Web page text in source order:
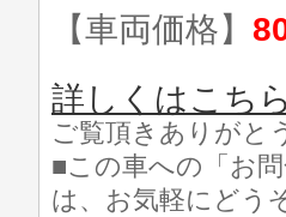
【車両価格】
詳しくはこちら
ご覧頂きありがと
■この車への「お
は、お気軽にどう